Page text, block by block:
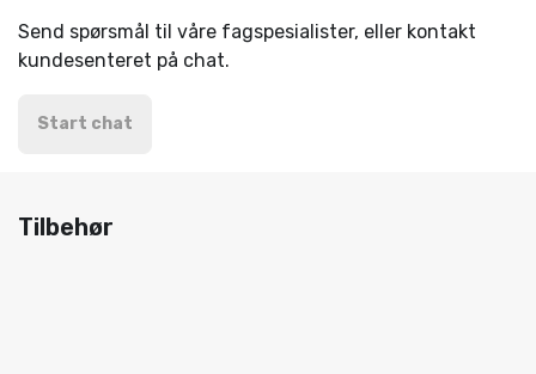
Send spørsmål til våre fagspesialister, eller kontakt
kundesenteret på chat.
Start chat
Tilbehør